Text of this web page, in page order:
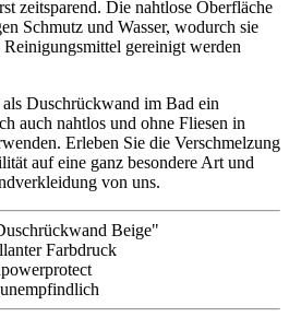
zeitsparend. Die nahtlose Oberfläche
Schmutz und Wasser, wodurch sie
gereinigt werden
Duschrückwand im Bad ein
auch nahtlos und ohne Fliesen in
Erleben Sie die Verschmelzung
auf eine ganz besondere Art und
von uns.
Beige"
Farbdruck